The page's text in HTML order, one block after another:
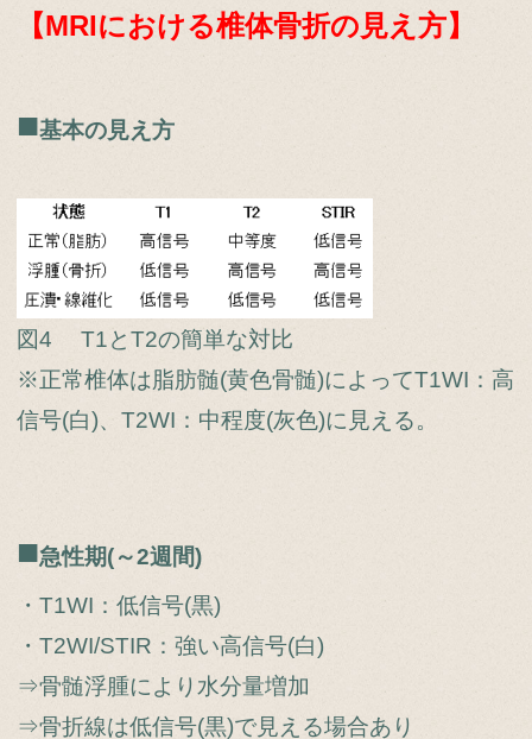
【MRIにおける椎体骨折の見え方】
■基本の見え方
図4 T1とT2の簡単な対比
※正常椎体は脂肪髄(黄色骨髄)によってT1WI：高
信号(白)、T2WI：中程度(灰色)に見える。
■急性期(～2週間)
・T1WI：低信号(黒)
・T2WI/STIR：強い高信号(白)
⇒骨髄浮腫により水分量増加
⇒骨折線は低信号(黒)で見える場合あり